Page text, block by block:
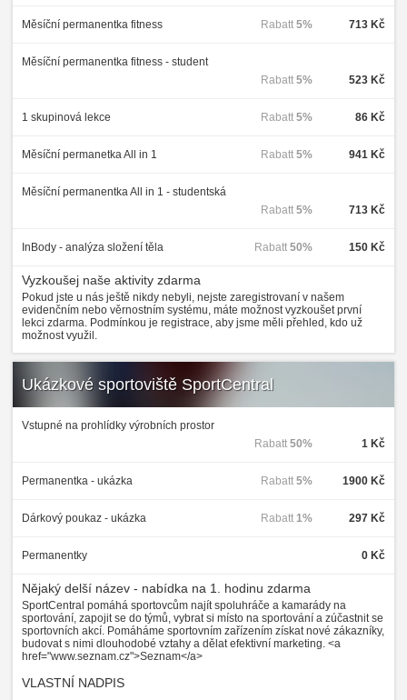
Měsíční permanentka fitness 713 Kč
Rabatt 5%
Měsíční permanentka fitness - student
523 Kč
Rabatt 5%
1 skupinová lekce 86 Kč
Rabatt 5%
Měsíční permanetka All in 1 941 Kč
Rabatt 5%
Měsíční permanentka All in 1 - studentská
713 Kč
Rabatt 5%
InBody - analýza složení těla 150 Kč
Rabatt 50%
Vyzkoušej naše aktivity zdarma
Pokud jste u nás ještě nikdy nebyli, nejste zaregistrovaní v našem
evidenčním nebo věrnostním systému, máte možnost vyzkoušet první
lekci zdarma. Podmínkou je registrace, aby jsme měli přehled, kdo už
možnost využil.
Ukázkové sportoviště SportCentral
Vstupné na prohlídky výrobních prostor
1 Kč
Rabatt 50%
Permanentka - ukázka 1900 Kč
Rabatt 5%
Dárkový poukaz - ukázka 297 Kč
Rabatt 1%
Permanentky 0 Kč
Nějaký delší název - nabídka na 1. hodinu zdarma
SportCentral pomáhá sportovcům najít spoluhráče a kamarády na
sportování, zapojit se do týmů, vybrat si místo na sportování a zúčastnit se
sportovních akcí. Pomáháme sportovním zařízením získat nové zákazníky,
budovat s nimi dlouhodobé vztahy a dělat efektivní marketing. <a
href="www.seznam.cz">Seznam</a>
VLASTNÍ NADPIS